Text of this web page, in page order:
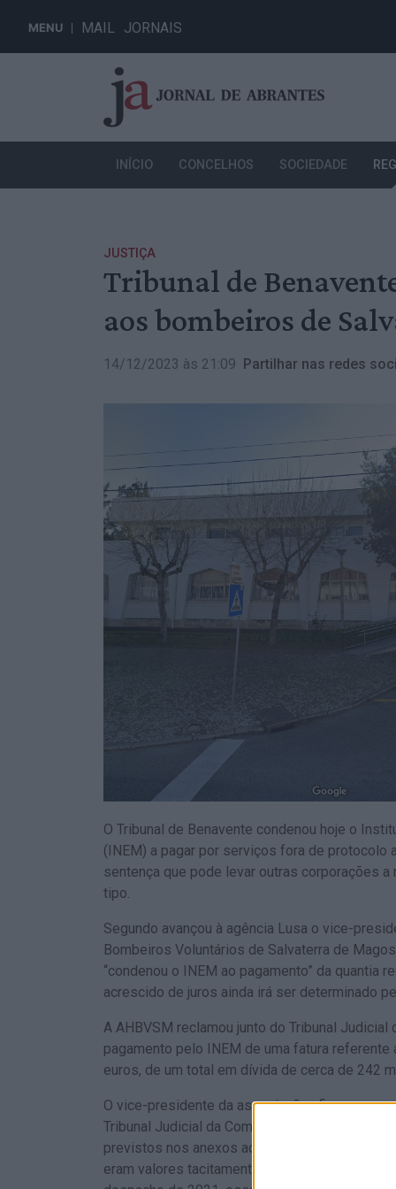
MENU MAIL JORNAIS
INÍCIO CONCELHOS SOCIEDADE
JUSTIÇA
Tribunal de
aos bombeiros de
14/12/2023 às 21:09 Partilhar nas redes
O Tribunal de Benavente condenou hoje o
(INEM) a pagar por serviços fora de protocolo
sentença que pode levar outras corporações
tipo.
Segundo avançou à agência Lusa o vice-
Bombeiros Voluntários de Salvaterra de
“condenou o INEM ao pagamento” da quantia
acrescido de juros ainda irá ser determinado
A AHBVSM reclamou junto do Tribunal
pagamento pelo INEM de uma fatura referente
euros, de um total em dívida de cerca de 242
O vice-presidente da associação afirmou que,
Tribunal Judicial da Comarca de Benavente,
previstos nos anexos aos protocolos que
eram valores tacitamente aceites pelas partes”